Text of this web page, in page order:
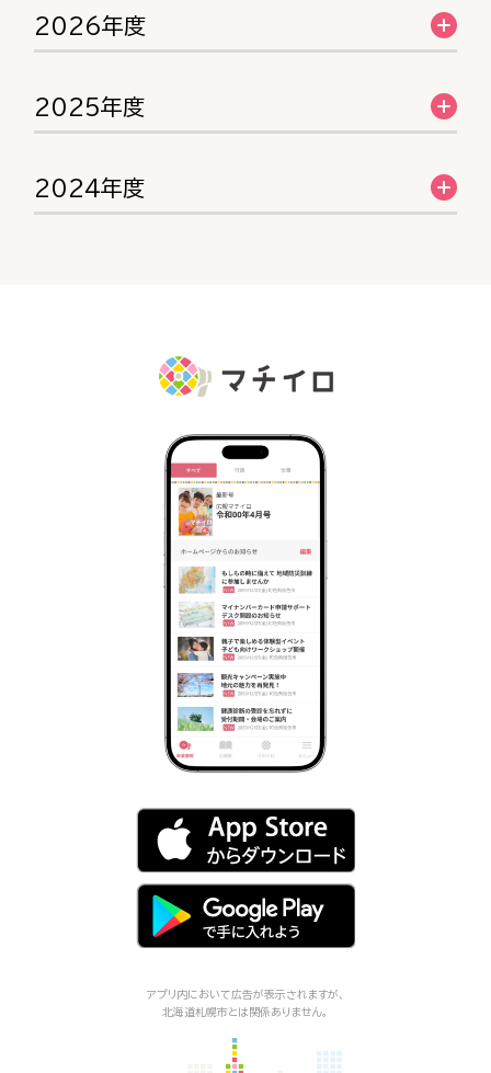
2026年度
2025年度
2024年度
アプリ内において広告が表示されますが、
北海道札幌市とは関係ありません。